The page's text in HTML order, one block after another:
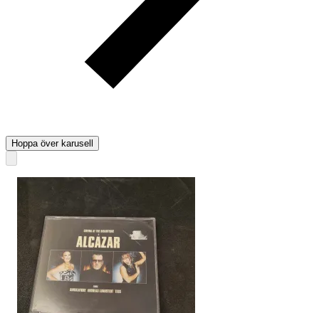
Hoppa över karusell